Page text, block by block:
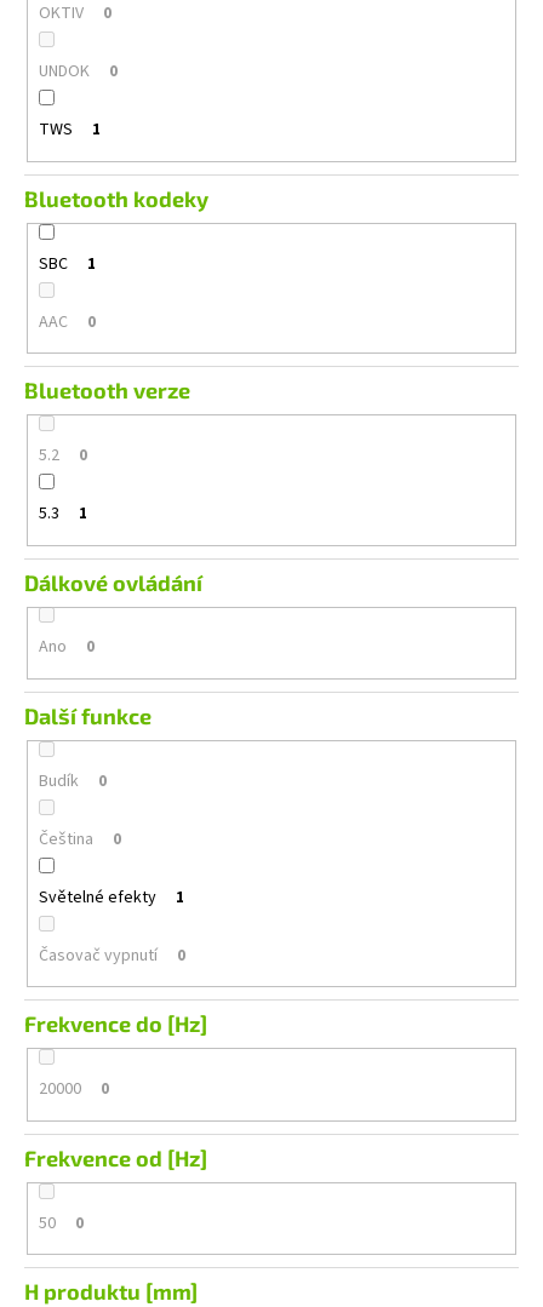
OKTIV 0
UNDOK 0
TWS 1
Bluetooth kodeky
SBC 1
AAC 0
Bluetooth verze
5.2 0
5.3 1
Dálkové ovládání
Ano 0
Další funkce
Budík 0
Čeština 0
Světelné efekty 1
Časovač vypnutí 0
Frekvence do [Hz]
20000 0
Frekvence od [Hz]
50 0
H produktu [mm]